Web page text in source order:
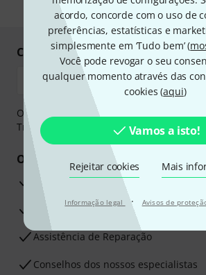
acordo, concorde com o uso de
preferências, estatísticas e
simplesmente em ‘Tudo bem’ (
Você pode revogar o seu
qualquer momento através das
cookies (aqui)
Vamos a isto!
Rejeitar cookies Mais
Informação legal · Avisos de
* Requeridos
Compre e pague em segurança
O pagamento pode ser feito de forma
Transferência bancária, PayPal ou
Os seus benefícios
Garantia Thomann de 3 anos
30 dias de garantia de dinheiro de
Assistência de Reparação
Conselhos dos nossos especialistas